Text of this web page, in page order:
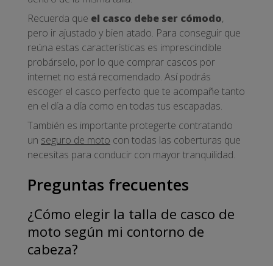
Recuerda que el casco debe ser cómodo,
pero ir ajustado y bien atado. Para conseguir que
reúna estas características es imprescindible
probárselo, por lo que comprar cascos por
internet no está recomendado. Así podrás
escoger el casco perfecto que te acompañe tanto
en el día a día como en todas tus escapadas.
También es importante protegerte contratando
un seguro de moto con todas las coberturas que
necesitas para conducir con mayor tranquilidad.
Preguntas frecuentes
¿Cómo elegir la talla de casco de
moto según mi contorno de
cabeza?